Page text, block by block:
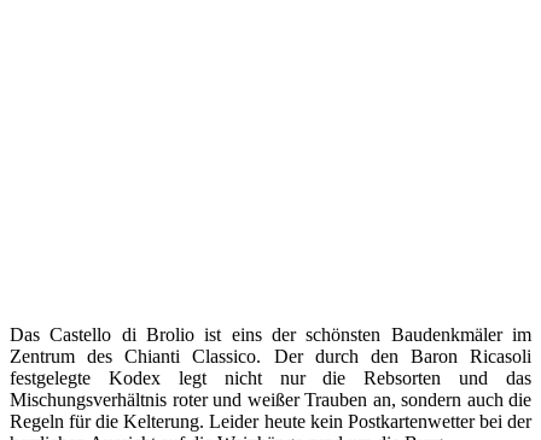
Das Castello di Brolio ist eins der schönsten Baudenkmäler im
Zentrum des Chianti Classico. Der durch den Baron Ricasoli
festgelegte Kodex legt nicht nur die Rebsorten und das
Mischungsverhältnis roter und weißer Trauben an, sondern auch die
Regeln für die Kelterung. Leider heute kein Postkartenwetter bei der